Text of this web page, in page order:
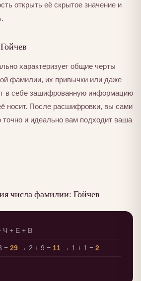
открыть её скрытое значение и
характеризует общие черты
фамилии, их привычки или даже
в себе зашифрованную информацию
носит. После расшифровки, вы сами
точно и идеально вам подходит ваша
числа фамилии: Гойчев
Ч + Е + В
= 29 → 2 + 9 = 11 → 1 + 1 = 2